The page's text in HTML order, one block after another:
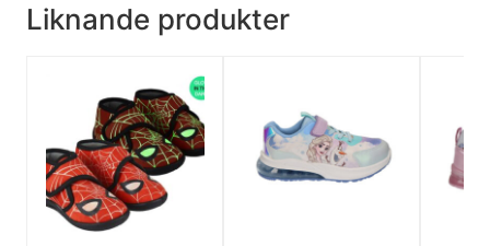
Liknande produkter